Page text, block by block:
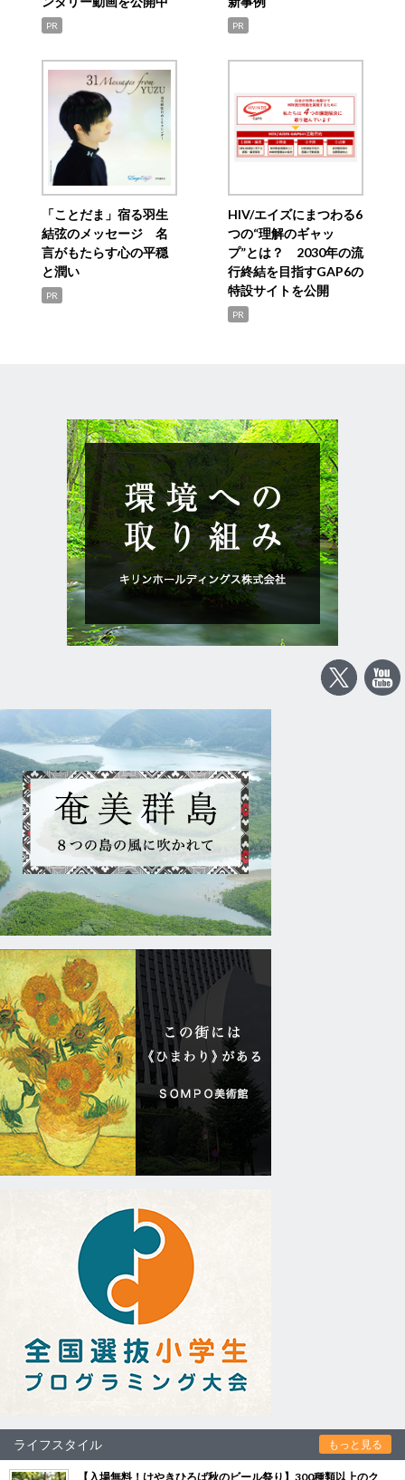
PR PR
「ことだま」宿る羽生
結弦のメッセージ 名
言がもたらす心の平穏
と潤い
PR
HIV/エイズにまつわる6
つの“理解のギャッ
プ”とは？ 2030年の流
行終結を目指すGAP6の
特設サイトを公開
PR
ライフスタイル もっと見る
【入場無料！けやきひろば秋のビール祭り】300種類以上のク